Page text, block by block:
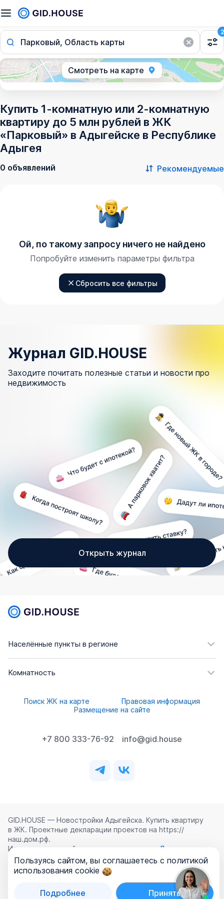
Парковый, Область карты
2
Смотреть на карте
Купить 1-комнатную или 2-комнатную
квартиру до 5 млн рублей в ЖК
«Парковый» в Адыгейске в Республике
Адыгея
0 объявлений Рекомендуемые
Ой, по такому запросу ничего не найдено
Попробуйте изменить параметры фильтра
Сбросить все фильтры
Журнал GID.HOUSE
Заходите почитать полезные статьи и новости про
недвижимость
Открыть журнал
Населённые пункты в регионе
Комнатность
Поиск ЖК на карте
Правовая информация
Размещение на сайте
+7 800 333-76-92 info@gid.house
GID.HOUSE — Новостройки Адыгейска. Купить квартиру
в ЖК. Проектные декларации проектов на https://
наш.дом.рф.
Использование сайта означает согласие с
Лицензионным
соглашением
,Политикой конфиденциальностии
Политикой обработки персональных данных
ООО «ГИД.ХАУЗ»
Пользуясь сайтом, вы соглашаетесь с политикой
использования cookie
Подробнее Принять